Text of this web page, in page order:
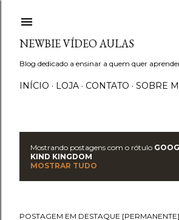
NEWBIE VÍDEO AULAS
Blog dedicado a ensinar a quem quer
INÍCIO LOJA CONTATO SOBRE
o
Mostrando postagens com o rótulo
KIND KINGDOM
MOSTRAR TUDO
POSTAGEM EM DESTAQUE [PERMANENTE]